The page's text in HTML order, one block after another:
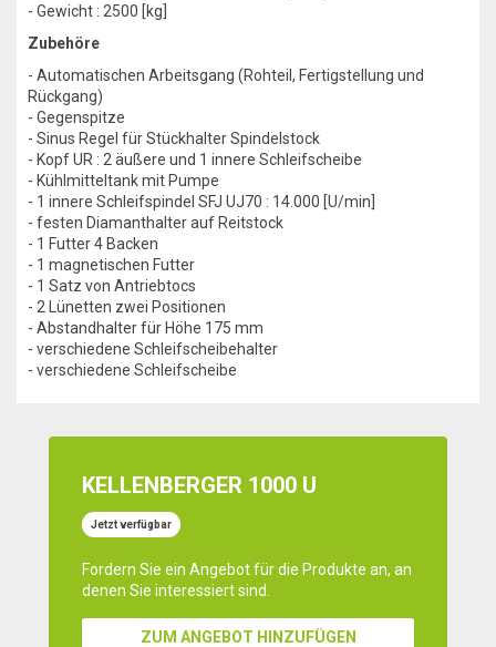
- Gewicht : 2500 [kg]
Zubehöre
- Automatischen Arbeitsgang (Rohteil, Fertigstellung und
Rückgang)
- Gegenspitze
- Sinus Regel für Stückhalter Spindelstock
- Kopf UR : 2 äußere und 1 innere Schleifscheibe
- Kühlmitteltank mit Pumpe
- 1 innere Schleifspindel SFJ UJ70 : 14.000 [U/min]
- festen Diamanthalter auf Reitstock
- 1 Futter 4 Backen
- 1 magnetischen Futter
- 1 Satz von Antriebtocs
- 2 Lünetten zwei Positionen
- Abstandhalter für Höhe 175 mm
- verschiedene Schleifscheibehalter
- verschiedene Schleifscheibe
KELLENBERGER 1000 U
Jetzt verfügbar
Fordern Sie ein Angebot für die Produkte an, an
denen Sie interessiert sind.
ZUM ANGEBOT HINZUFÜGEN